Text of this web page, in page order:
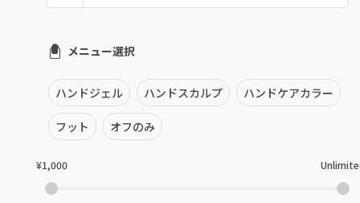
銀座・新橋・有楽町
恵比寿・代官山・中目黒
自由が丘・学芸大学
メニュー選択
ハンドジェル ハンドスカルプ ハンドケアカラー
フット オフのみ
¥1,000